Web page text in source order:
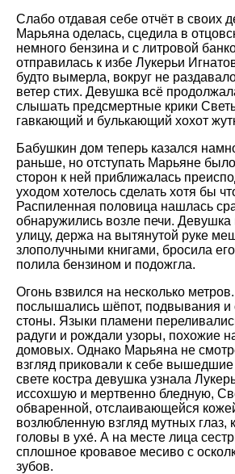
Слабо отдавая себе отчёт в своих
Марьяна оделась, сцедила в
немного бензина и с литровой
отправилась к избе Лукерьи
будто вымерла, вокруг не
ветер стих. Девушка всё
слышать предсмертные крики
гавкающий и булькающий хохот
Бабушкин дом теперь казался
раньше, но отступать Марьяне
сторон к ней приближалась
уходом хотелось сделать хотя бы
Распиленная половица нашлась
обнаружились возле печи.
улицу, держа на вытянутой руке
злополучными книгами, бросила
полила бензином и подожгла.
Огонь взвился на несколько
послышались шёпот, подвывания и
стоны. Языки пламени
радуги и рождали узоры, похожие
домовых. Однако Марьяна не
взгляд приковали к себе
свете костра девушка узнала
иссохшую и мертвенно бледную,
обваренной, отслаивающейся
возлюбленную взгляд мутных глаз,
головы в ухе́. А на месте лица
сплошное кровавое месиво с
зубов.